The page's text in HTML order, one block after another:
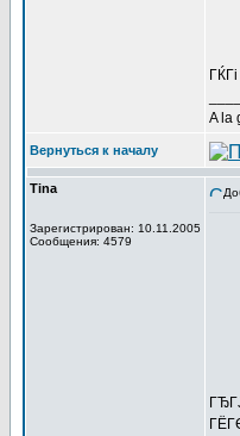
A la
Вернуться к началу
Tina
Зарегистрирован: 10.11.2005
Сообщения: 4579